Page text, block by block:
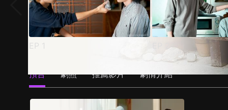
EP 1
預告 劇照 推薦影片 劇情介紹